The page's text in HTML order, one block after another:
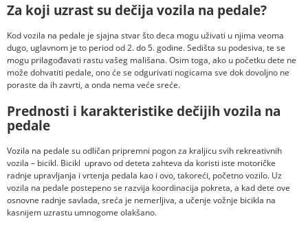
Za koji uzrast su dečija vozila na pedale?
Kod vozila na pedale je sjajna stvar što deca mogu uživati u njima veoma
dugo, uglavnom je to period od 2. do 5. godine. Sedišta su podesiva, te se
mogu prilagođavati rastu vašeg mališana. Osim toga, ako u početku dete ne
može dohvatiti pedale, ono će se odgurivati nogicama sve dok dovoljno ne
poraste da ih zavrti, a onda nema veće sreće.
Prednosti i karakteristike dečijih vozila na
pedale
Vozila na pedale su odličan pripremni pogon za kraljicu svih rekreativnih
vozila – bicikl. Bicikl upravo od deteta zahteva da koristi iste motoričke
radnje upravljanja i vrtenja pedala kao i ovo, takoreći, početno vozilo. Uz
vozila na pedale postepeno se razvija koordinacija pokreta, a kad dete ove
osnovne radnje savlada, sreća je nemerljiva, a učenje vožnje bicikla na
kasnijem uzrastu umnogome olakšano.